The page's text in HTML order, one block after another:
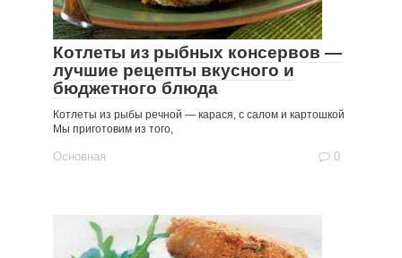
Котлеты из рыбных консервов —
лучшие рецепты вкусного и
бюджетного блюда
Котлеты из рыбы речной — карася, с салом и картошкой
Мы приготовим из того,
Основная 0